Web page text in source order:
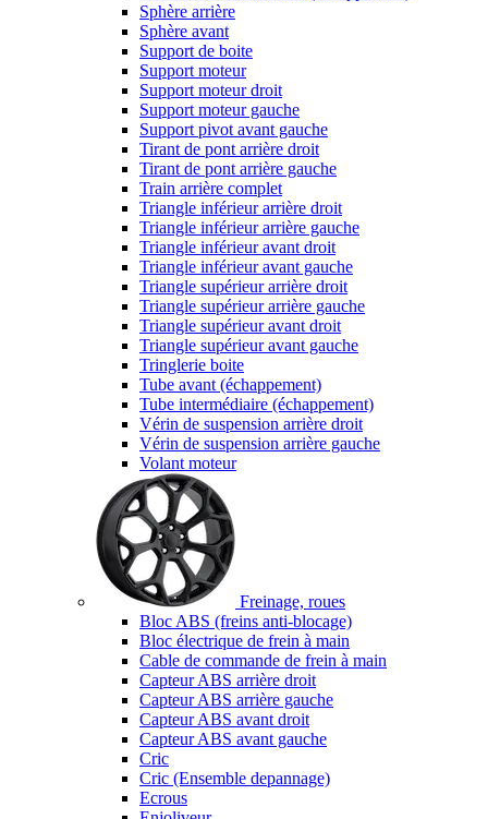
Sphère arrière
Sphère avant
Support de boite
Support moteur
Support moteur droit
Support moteur gauche
Support pivot avant gauche
Tirant de pont arrière droit
Tirant de pont arrière gauche
Train arrière complet
Triangle inférieur arrière droit
Triangle inférieur arrière gauche
Triangle inférieur avant droit
Triangle inférieur avant gauche
Triangle supérieur arrière droit
Triangle supérieur arrière gauche
Triangle supérieur avant droit
Triangle supérieur avant gauche
Tringlerie boite
Tube avant (échappement)
Tube intermédiaire (échappement)
Vérin de suspension arrière droit
Vérin de suspension arrière gauche
Volant moteur
Freinage, roues
Bloc ABS (freins anti-blocage)
Bloc électrique de frein à main
Cable de commande de frein à main
Capteur ABS arrière droit
Capteur ABS arrière gauche
Capteur ABS avant droit
Capteur ABS avant gauche
Cric
Cric (Ensemble depannage)
Ecrous